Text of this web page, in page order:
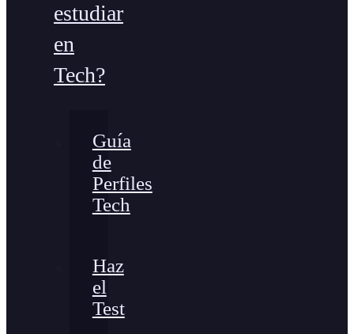
estudiar
en
Tech?
Guía
de
Perfiles
Tech
Haz
el
Test